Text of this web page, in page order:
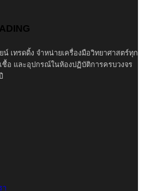
เทรดดิ้ง จำหน่ายเครื่องมือวิทยาศาสตร์ทุก
ชื้อ และอุปกรณ์ในห้องปฏิบัติการครบวงจร
า